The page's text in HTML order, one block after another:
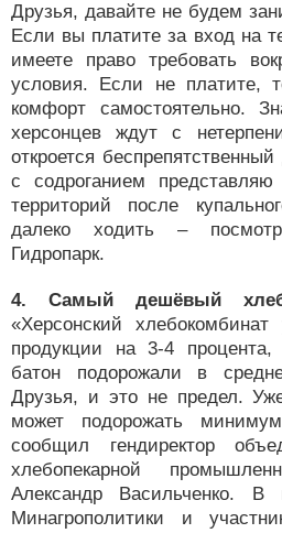
Друзья, давайте не будем
Если вы платите за вход на
имеете право требовать
условия. Если не платите,
комфорт самостоятельно.
херсонцев ждут с
откроется
с содроганием
территорий после
далеко ходить –
Гидропарк.
4. Самый дешёвый
«Херсонский
продукции на 3-4
батон подорожали в
Друзья, и это не предел.
может подорожать
сообщил гендиректор
хлебопекарной
Александр Васильченко. В
Минагрополитики и